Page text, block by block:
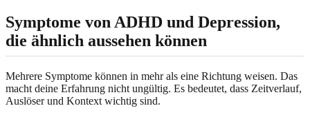
Symptome von ADHD und Depression,
die ähnlich aussehen können
Mehrere Symptome können in mehr als eine Richtung weisen. Das
macht deine Erfahrung nicht ungültig. Es bedeutet, dass Zeitverlauf,
Auslöser und Kontext wichtig sind.